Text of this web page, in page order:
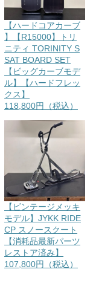
【ハードコアカーブ
】【R15000】トリ
ニティ TORINITY S
SAT BOARD SET
【ビッグカーブモデ
ル】【ハードフレッ
クス】
118,800円（税込）
【ビンテージメッキ
モデル】JYKK RIDE
CP スノースクート
【消耗品最新パーツ
レストア済み】
107,800円（税込）